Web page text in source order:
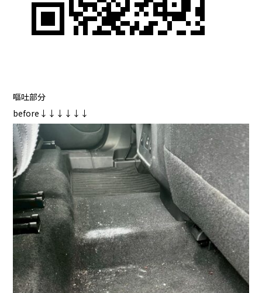
嘔吐部分
before↓↓↓↓↓↓